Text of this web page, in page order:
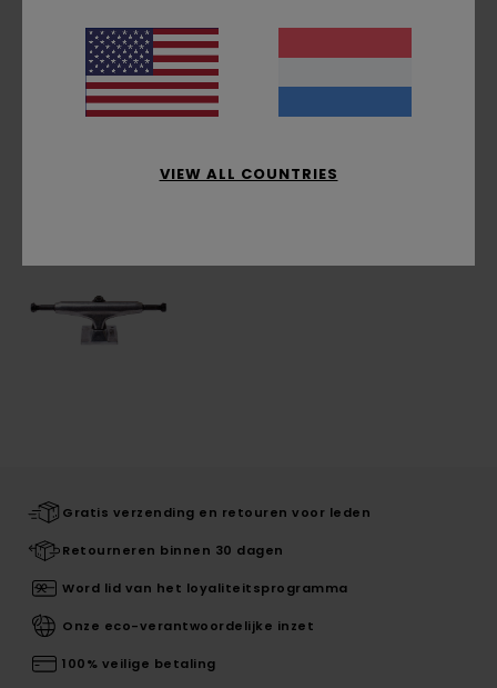
Bezorging & Retour
Recently Viewed
Gratis verzending en retouren voor leden
Retourneren binnen 30 dagen
Word lid van het loyaliteitsprogramma
Onze eco-verantwoordelijke inzet
100% veilige betaling
VIEW ALL COUNTRIES